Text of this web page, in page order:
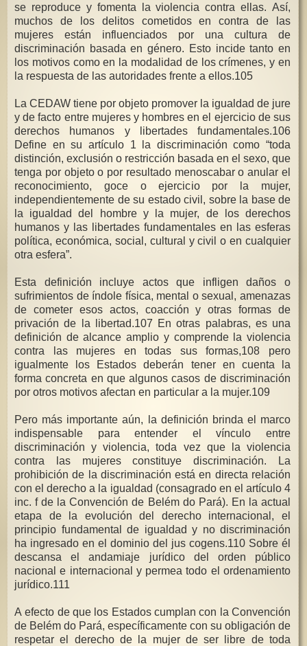
se reproduce y fomenta la violencia contra ellas. Así,
muchos de los delitos cometidos en contra de las
mujeres están influenciados por una cultura de
discriminación basada en género. Esto incide tanto en
los motivos como en la modalidad de los crímenes, y en
la respuesta de las autoridades frente a ellos.105
La CEDAW tiene por objeto promover la igualdad de jure
y de facto entre mujeres y hombres en el ejercicio de sus
derechos humanos y libertades fundamentales.106
Define en su artículo 1 la discriminación como “toda
distinción, exclusión o restricción basada en el sexo, que
tenga por objeto o por resultado menoscabar o anular el
reconocimiento, goce o ejercicio por la mujer,
independientemente de su estado civil, sobre la base de
la igualdad del hombre y la mujer, de los derechos
humanos y las libertades fundamentales en las esferas
política, económica, social, cultural y civil o en cualquier
otra esfera”.
Esta definición incluye actos que infligen daños o
sufrimientos de índole física, mental o sexual, amenazas
de cometer esos actos, coacción y otras formas de
privación de la libertad.107 En otras palabras, es una
definición de alcance amplio y comprende la violencia
contra las mujeres en todas sus formas,108 pero
igualmente los Estados deberán tener en cuenta la
forma concreta en que algunos casos de discriminación
por otros motivos afectan en particular a la mujer.109
Pero más importante aún, la definición brinda el marco
indispensable para entender el vínculo entre
discriminación y violencia, toda vez que la violencia
contra las mujeres constituye discriminación. La
prohibición de la discriminación está en directa relación
con el derecho a la igualdad (consagrado en el artículo 4
inc. f de la Convención de Belém do Pará). En la actual
etapa de la evolución del derecho internacional, el
principio fundamental de igualdad y no discriminación
ha ingresado en el dominio del jus cogens.110 Sobre él
descansa el andamiaje jurídico del orden público
nacional e internacional y permea todo el ordenamiento
jurídico.111
A efecto de que los Estados cumplan con la Convención
de Belém do Pará, específicamente con su obligación de
respetar el derecho de la mujer de ser libre de toda